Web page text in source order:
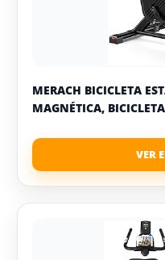
MERACH BICICLETA
MAGNÉTICA,